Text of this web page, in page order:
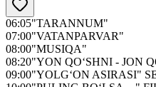
06:05"TARANNUM"
07:00"VATANPARVAR"
08:00"MUSIQA"
08:20"YON QO‘SHNI - JON
09:00"YOLG‘ON ASIRASI"